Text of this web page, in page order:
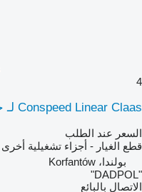
4
Conspeed Linear Claas لـ حصادة الذرة
السعر عند الطلب
قطع الغيار - أجزاء تشغيلية أخرى
بولندا، Korfantów
"DADPOL"
الاتصال بالبائع